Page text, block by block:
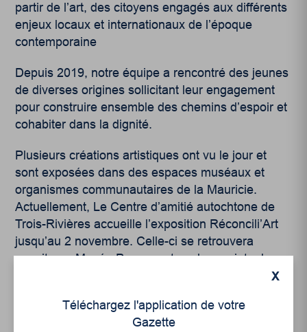
partir de l’art, des citoyens engagés aux différents
enjeux locaux et internationaux de l’époque
contemporaine
Depuis 2019, notre équipe a rencontré des jeunes
de diverses origines sollicitant leur engagement
pour construire ensemble des chemins d’espoir et
cohabiter dans la dignité.
Plusieurs créations artistiques ont vu le jour et
sont exposées dans des espaces muséaux et
organismes communautaires de la Mauricie.
Actuellement, Le Centre d’amitié autochtone de
Trois-Rivières accueille l’exposition Réconcili’Art
jusqu’au 2 novembre. Celle-ci se retrouvera
ensuite au Musée Pop avec tous les projets de
X
Téléchargez l'application de votre
Gazette